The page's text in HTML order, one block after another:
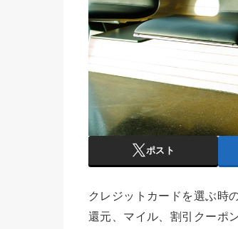
ポスト
クレジットカードを選ぶ時
還元、マイル、割引クーポ